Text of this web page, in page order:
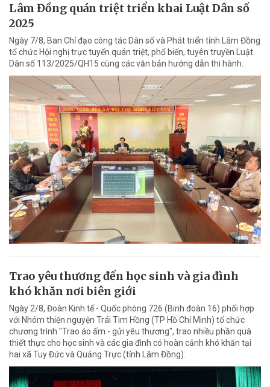
Lâm Đồng quán triệt triển khai Luật Dân số
2025
Ngày 7/8, Ban Chỉ đạo công tác Dân số và Phát triển tỉnh Lâm Đồng
tổ chức Hội nghị trực tuyến quán triệt, phổ biến, tuyên truyền Luật
Dân số 113/2025/QH15 cùng các văn bản hướng dẫn thi hành.
Trao yêu thương đến học sinh và gia đình
khó khăn nơi biên giới
Ngày 2/8, Đoàn Kinh tế - Quốc phòng 726 (Binh đoàn 16) phối hợp
với Nhóm thiện nguyện Trái Tim Hồng (TP Hồ Chí Minh) tổ chức
chương trình "Trao áo ấm - gửi yêu thương", trao nhiều phần quà
thiết thực cho học sinh và các gia đình có hoàn cảnh khó khăn tại
hai xã Tuy Đức và Quảng Trực (tỉnh Lâm Đồng).